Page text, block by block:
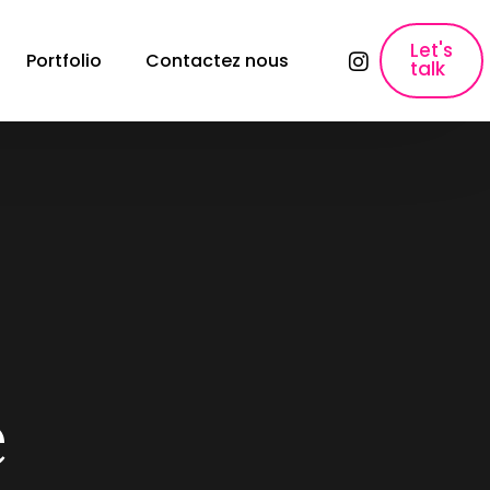
Portfolio Contactez nous Let's
talk